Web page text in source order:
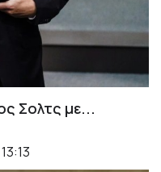
Σολτς με...